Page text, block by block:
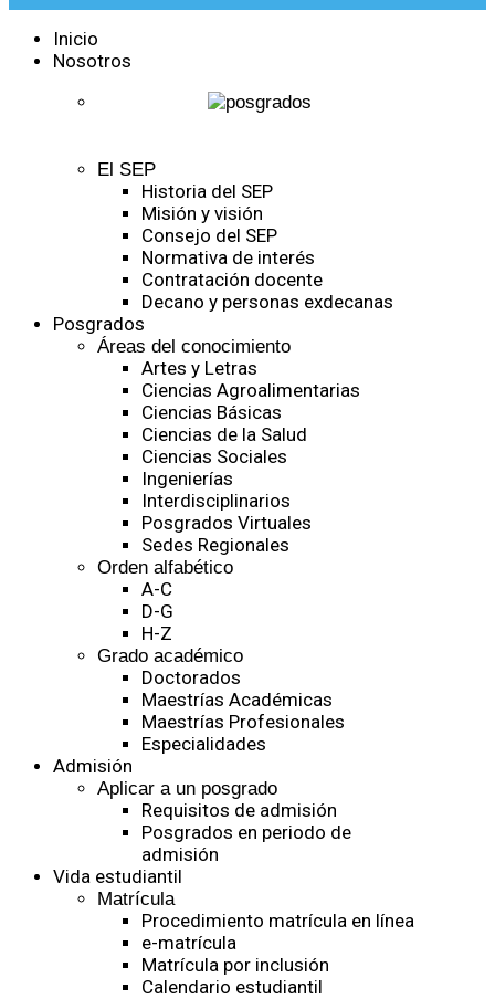
Inicio
Nosotros
El SEP
Historia del SEP
Misión y visión
Consejo del SEP
Normativa de interés
Contratación docente
Decano y personas exdecanas
Posgrados
Áreas del conocimiento
Artes y Letras
Ciencias Agroalimentarias
Ciencias Básicas
Ciencias de la Salud
Ciencias Sociales
Ingenierías
Interdisciplinarios
Posgrados Virtuales
Sedes Regionales
Orden alfabético
A-C
D-G
H-Z
Grado académico
Doctorados
Maestrías Académicas
Maestrías Profesionales
Especialidades
Admisión
Aplicar a un posgrado
Requisitos de admisión
Posgrados en periodo de
admisión
Vida estudiantil
Matrícula
Procedimiento matrícula en línea
e-matrícula
Matrícula por inclusión
Calendario estudiantil